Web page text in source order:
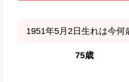
1951年5月2日生れは今何
75歳